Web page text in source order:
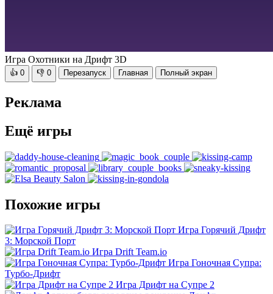
Игра Охотники на Дрифт 3D
👍 0 👎 0 Перезапуск Главная Полный экран
Реклама
Ещё игры
Похожие игры
Игра Горячий Дрифт
3: Морской Порт
Игра Drift Team.io
Игра Гоночная Супра:
Турбо-Дрифт
Игра Дрифт на Супре 2